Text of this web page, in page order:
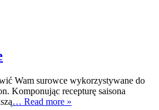
Wam surowce wykorzystywane do
Komponując recepturę saisona
… Read more »